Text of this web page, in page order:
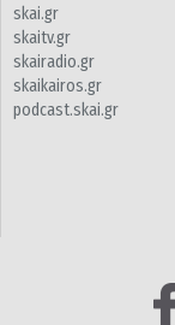
skai.gr
skaitv.gr
skairadio.gr
skaikairos.gr
podcast.skai.gr